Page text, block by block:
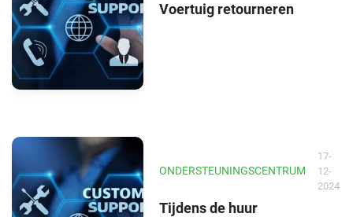
Voertuig retourneren
ONDERSTEUNINGSCENTRUM
17-
12-
2024
Tijdens de huur